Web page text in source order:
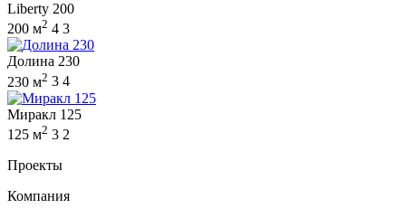
Liberty 200
200 м2 4 3
Долина 230
230 м2 3 4
Миракл 125
125 м2 3 2
Проекты
Компания